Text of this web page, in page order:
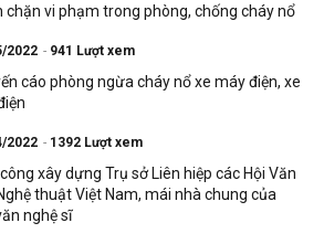
chặn vi phạm trong phòng, chống cháy nổ
2022 941 Lượt xem
cáo phòng ngừa cháy nổ xe máy điện, xe
2022 1392 Lượt xem
xây dựng Trụ sở Liên hiệp các Hội Văn
thuật Việt Nam, mái nhà chung của
nghệ sĩ